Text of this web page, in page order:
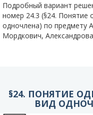
Подробный вариант
номер 24.3 (§24. Понятие
одночлена) по предмету
Мордкович,
§24. ПОНЯТИЕ
ВИД